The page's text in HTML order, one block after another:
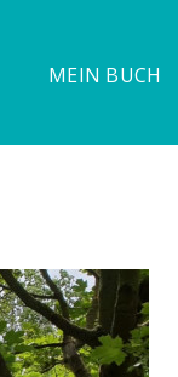
MEIN BUCH